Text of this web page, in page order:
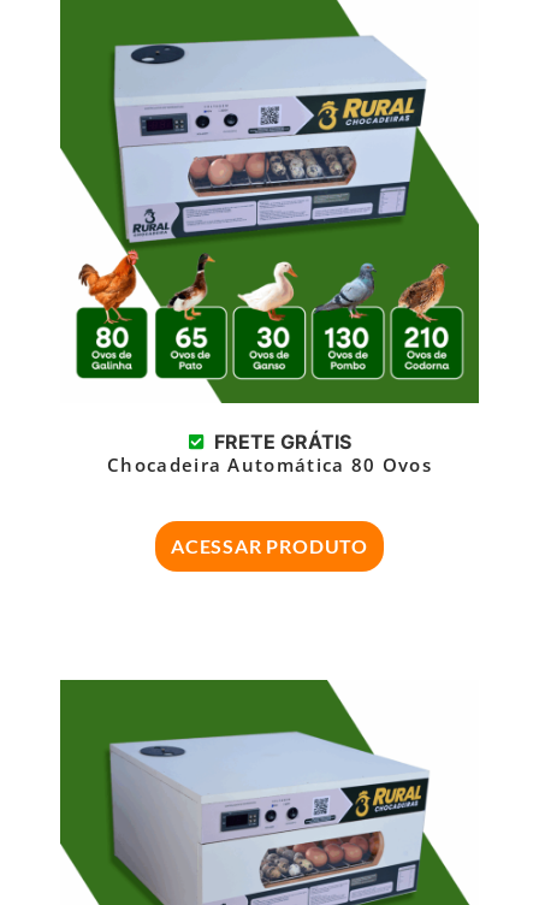
FRETE GRÁTIS
Chocadeira Automática 80 Ovos
ACESSAR PRODUTO